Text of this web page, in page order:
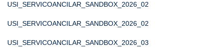
USI_SERVICOANCILAR_SANDBOX_2026_02
USI_SERVICOANCILAR_SANDBOX_2026_02
USI_SERVICOANCILAR_SANDBOX_2026_03